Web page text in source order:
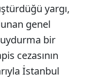
yargı,
genel
uydurma bir
cezasının
İstanbul